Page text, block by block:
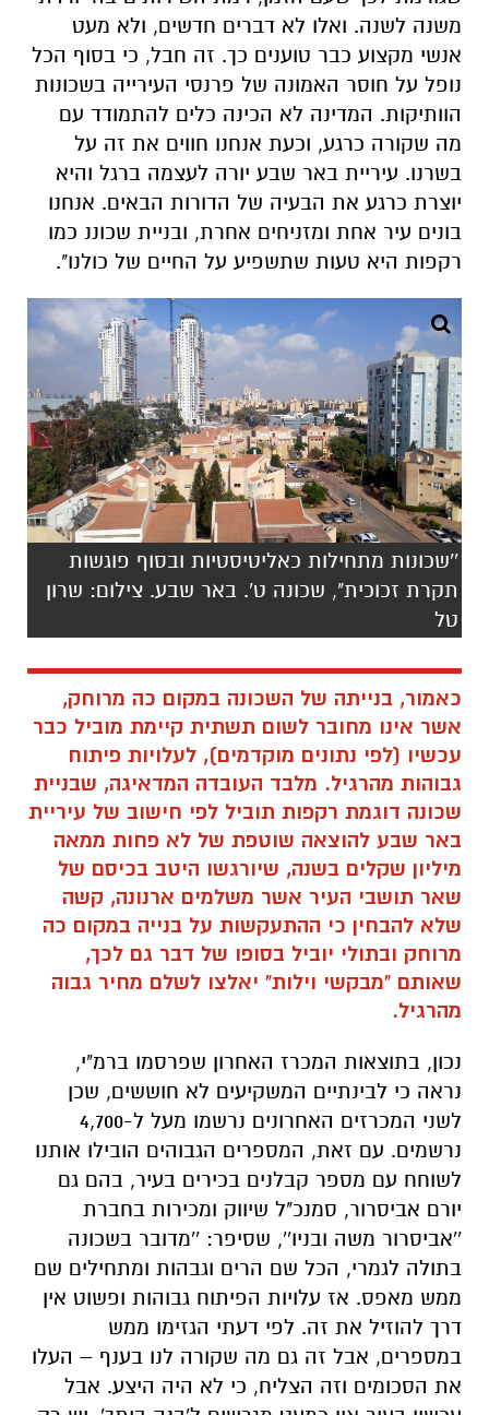
משנה לשנה. ואלו לא דברים חדשים, ולא מעט
אנשי מקצוע כבר טוענים כך. זה חבל, כי בסוף הכל
נופל על חוסר האמונה של פרנסי העירייה בשכונות
הוותיקות. המדינה לא הכינה כלים להתמודד עם
מה שקורה כרגע, וכעת אנחנו חווים את זה על
בשרנו. עיריית באר שבע יורה לעצמה ברגל והיא
יוצרת כרגע את הבעיה של הדורות הבאים. אנחנו
בונים עיר אחת ומזניחים אחרת, ובניית שכוננ כמו
רקפות היא טעות שתשפיע על החיים של כולנו".
''שכונות מתחילות כאליטיסטיות ובסוף פוגשות
תקרת זכוכית", שכונה ט'. באר שבע. צילום: שרון
טל
כאמור, בנייתה של השכונה במקום כה מרוחק,
אשר אינו מחובר לשום תשתית קיימת מוביל כבר
עכשיו (לפי נתונים מוקדמים), לעלויות פיתוח
גבוהות מהרגיל. מלבד העובדה המדאיגה, שבניית
שכונה דוגמת רקפות תוביל לפי חישוב של עיריית
באר שבע להוצאה שוטפת של לא פחות ממאה
מיליון שקלים בשנה, שיורגשו היטב בכיסם של
שאר תושבי העיר אשר משלמים ארנונה, קשה
שלא להבחין כי ההתעקשות על בנייה במקום כה
מרוחק ובתולי יוביל בסופו של דבר גם לכך,
שאותם "מבקשי וילות" יאלצו לשלם מחיר גבוה
מהרגיל.
נכון, בתוצאות המכרז האחרון שפרסמו ברמ"י,
נראה כי לבינתיים המשקיעים לא חוששים, שכן
לשני המכרזים האחרונים נרשמו מעל ל-4,700
נרשמים. עם זאת, המספרים הגבוהים הובילו אותנו
לשוחח עם מספר קבלנים בכירים בעיר, בהם גם
יורם אביסרור, סמנכ"ל שיווק ומכירות בחברת
''אביסרור משה ובניו'', שסיפר: ''מדובר בשכונה
בתולה לגמרי, הכל שם הרים וגבהות ומתחילים שם
ממש מאפס. אז עלויות הפיתוח גבוהות ופשוט אין
דרך להוזיל את זה. לפי דעתי הגזימו ממש
במספרים, אבל זה גם מה שקורה לנו בענף – העלו
את הסכומים וזה הצליח, כי לא היה היצע. אבל